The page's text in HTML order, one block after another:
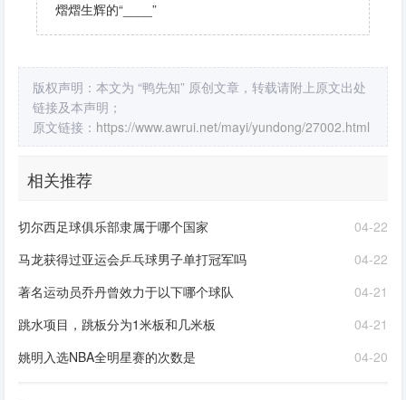
熠熠生辉的“____”
版权声明：本文为 “鸭先知” 原创文章，转载请附上原文出处
链接及本声明；
原文链接： https://www.awrui.net/mayi/yundong/27002.html
相关推荐
04-22
切尔西足球俱乐部隶属于哪个国家
04-22
马龙获得过亚运会乒乓球男子单打冠军吗
04-21
著名运动员乔丹曾效力于以下哪个球队
04-21
跳水项目，跳板分为1米板和几米板
04-20
姚明入选NBA全明星赛的次数是